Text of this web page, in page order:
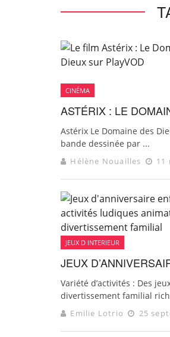
CINÉMA
ASTÉRIX : LE
Astérix Le Domaine des
bande dessinée par ...
Hélène Nouailles 11
JEUX D INTERIEUR
JEUX
Variété d’activités : Des
divertissement familial
Emilie Lotrio 25